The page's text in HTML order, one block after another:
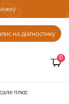
на діагностику
0
плюс